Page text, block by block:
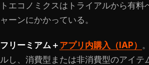
トエコノミクスはトライアルから有料
ャーンにかかっている。
フリーミアム＋ アプリ内購入（IAP）
ルし、消費型または非消費型のアイテ